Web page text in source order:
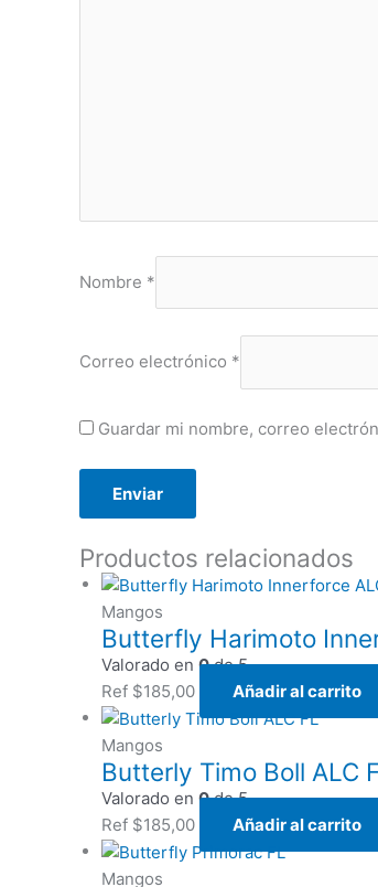
Nombre *
Correo electrónico *
Guardar mi nombre, correo
Productos relacionados
Mangos
Butterfly Harimoto
Valorado en 0de 5
Ref $185,00 Añadir al carrito
Mangos
Butterly Timo Boll ALC
Valorado en 0de 5
Ref $185,00 Añadir al carrito
Mangos